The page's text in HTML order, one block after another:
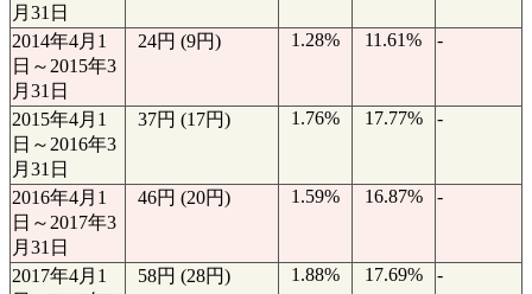
月31日
2014年4月1
日～2015年3
月31日
24円 (9円) 1.28% 11.61% -
2015年4月1
日～2016年3
月31日
37円 (17円) 1.76% 17.77% -
2016年4月1
日～2017年3
月31日
46円 (20円) 1.59% 16.87% -
2017年4月1
58円 (28円) 1.88% 17.69% -